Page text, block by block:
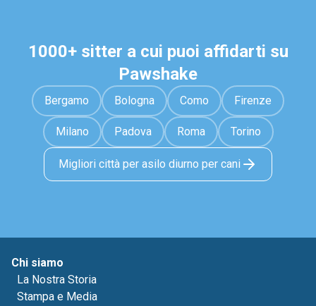
1000+ sitter a cui puoi affidarti su
Pawshake
Bergamo Bologna Como Firenze
Milano Padova Roma Torino
Migliori città per asilo diurno per cani
Chi siamo
La Nostra Storia
Stampa e Media